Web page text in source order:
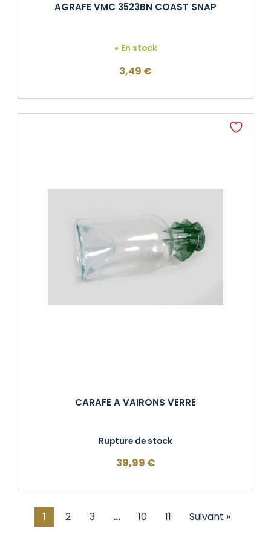
1 2 3 … 10 11 Suivant »
AGRAFE VMC 3523BN COAST SNAP
En stock
3,49 €
CARAFE A VAIRONS VERRE
Rupture de stock
39,99 €